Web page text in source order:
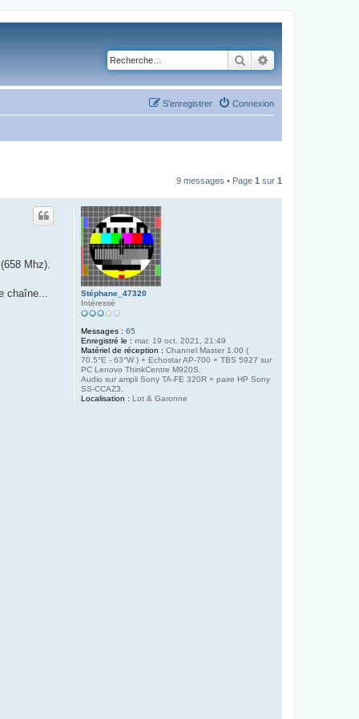
Rechercher
Connexion
S’enregistrer
9 messages • Page 1 sur 1
Stéphane_47320
Intéressé
Messages : 65
Enregistré le : mar. 19 oct. 2021, 21:49
Matériel de réception : Channel Master 1.00 (
70.5°E - 63°W ) + Echostar AP-700 + TBS 5927 sur
PC Lenovo ThinkCentre M920S.
Audio sur ampli Sony TA-FE 320R + paire HP Sony
SS-CCAZ3.
Localisation : Lot & Garonne
Mhz).
chaîne...